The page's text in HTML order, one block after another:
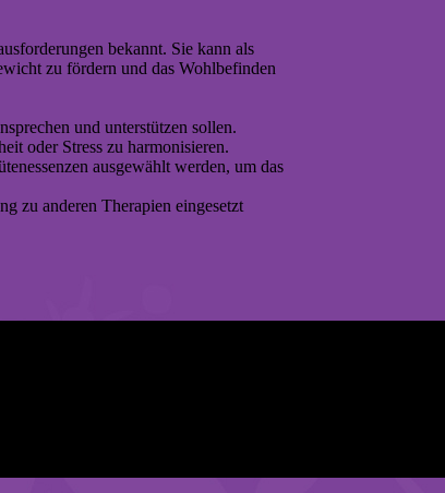
bekannt. Sie kann als
zu fördern und das Wohlbefinden
und unterstützen sollen.
oder Stress zu harmonisieren.
ausgewählt werden, um das
zu anderen Therapien eingesetzt